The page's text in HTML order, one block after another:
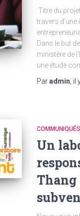
Titre du
travers
Dans le but
ministère de
une étude
Paradmin , il
Un
Thang